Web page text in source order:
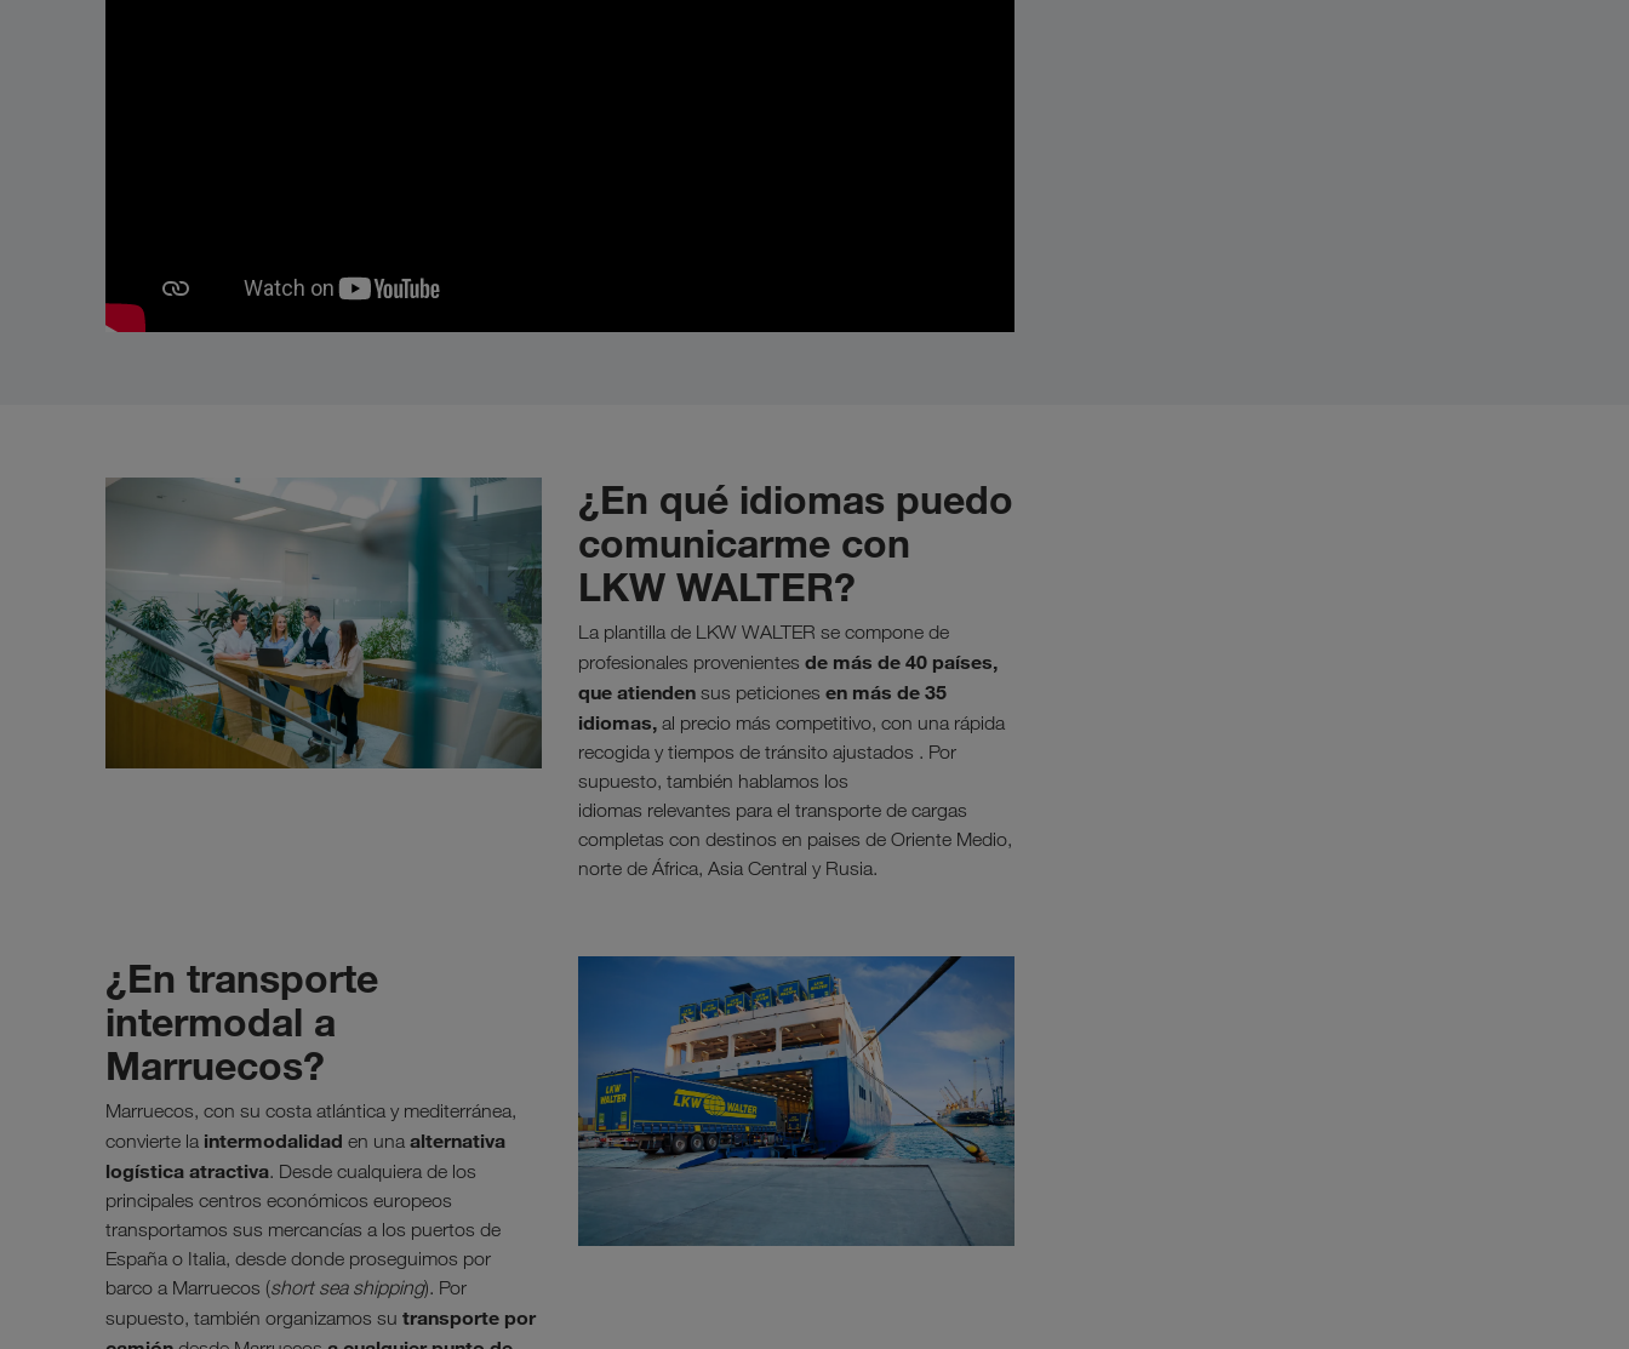
¿En qué idiomas puedo
comunicarme con
LKW WALTER?
La plantilla de LKW WALTER se compone de
profesionales provenientes de más de 40 países,
que atienden sus peticiones en más de 35
idiomas, al precio más competitivo, con una rápida
recogida y tiempos de tránsito ajustados . Por
supuesto, también hablamos los
idiomas relevantes para el transporte de cargas
completas con destinos en paises de Oriente Medio,
norte de África, Asia Central y Rusia.
¿En transporte
intermodal a
Marruecos?
Marruecos, con su costa atlántica y mediterránea,
convierte la intermodalidad en una alternativa
logística atractiva. Desde cualquiera de los
principales centros económicos europeos
transportamos sus mercancías a los puertos de
España o Italia, desde donde proseguimos por
barco a Marruecos (short sea shipping). Por
supuesto, también organizamos su transporte por